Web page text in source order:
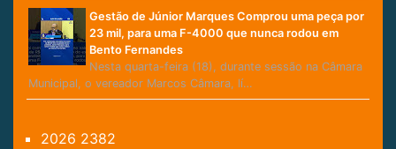
Gestão de Júnior Marques Comprou uma peça por
23 mil, para uma F-4000 que nunca rodou em
Bento Fernandes
Nesta quarta-feira (18), durante sessão na Câmara
Municipal, o vereador Marcos Câmara, lí…
2026 2382